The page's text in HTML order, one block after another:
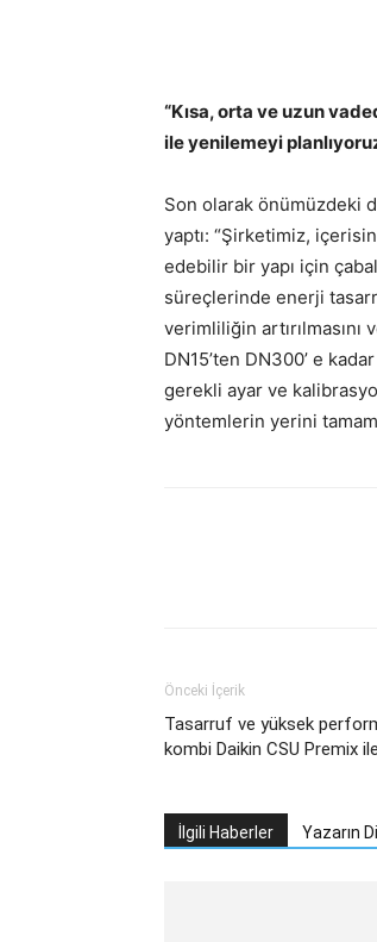
“Kısa, orta ve uzun
ile yenilemeyi
Son olarak önümüzdeki
yaptı: “Şirketimiz,
edebilir bir yapı için
süreçlerinde enerji
verimliliğin
DN15’ten DN300’ e
gerekli ayar ve
yöntemlerin yerini
Önceki İçerik
Tasarruf ve yüksek
kombi Daikin CSU Premix
İlgili Haberler Yazarın